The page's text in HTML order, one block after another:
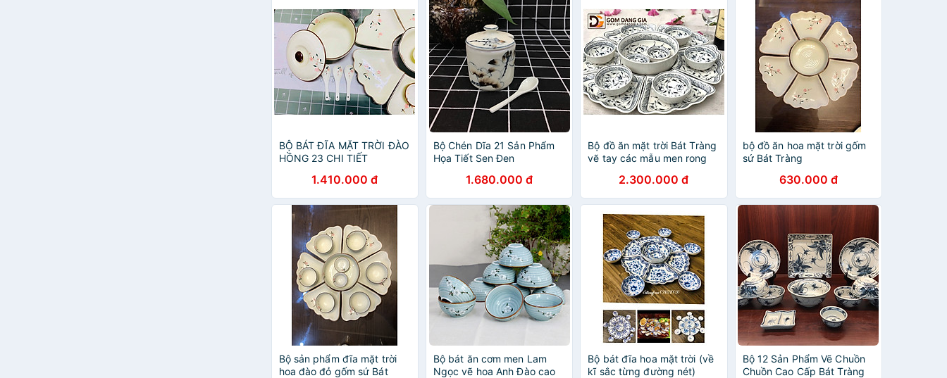
BỘ BÁT ĐĨA MẶT TRỜI ĐÀO
HỒNG 23 CHI TIẾT
1.410.000 đ
Bộ Chén Dĩa 21 Sản Phẩm
Họa Tiết Sen Đen
1.680.000 đ
Bộ đồ ăn mặt trời Bát Tràng
vẽ tay các mẫu men rong
2.300.000 đ
bộ đồ ăn hoa mặt trời gốm
sứ Bát Tràng
630.000 đ
Bộ sản phẩm đĩa mặt trời
hoa đào đỏ gốm sứ Bát
Bộ bát ăn cơm men Lam
Ngọc vẽ hoa Anh Đào cao
Bộ bát đĩa hoa mặt trời (về
kĩ sắc từng đường nét)
Bộ 12 Sản Phẩm Vẽ Chuồn
Chuồn Cao Cấp Bát Tràng